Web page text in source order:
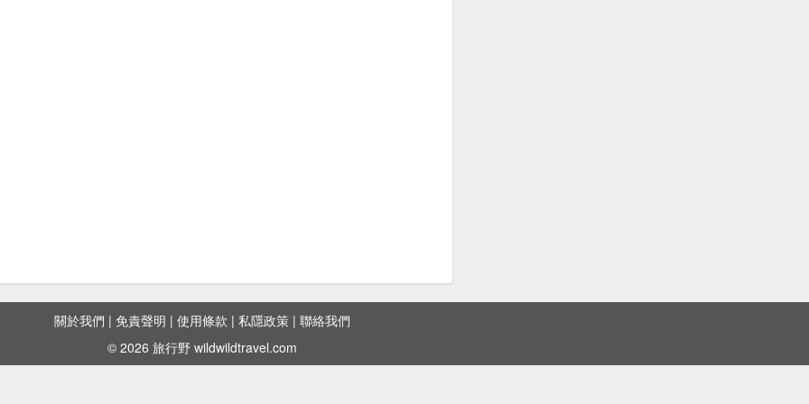
關於我們 | 免責聲明 | 使用條款 | 私隱政策 | 聯絡我們
© 2026 旅行野 wildwildtravel.com